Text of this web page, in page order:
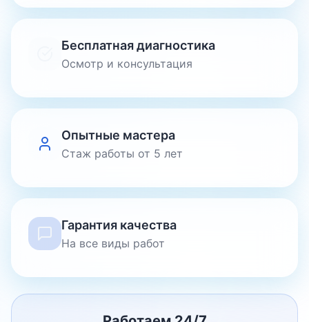
Бесплатная диагностика
Осмотр и консультация
Опытные мастера
Стаж работы от 5 лет
Гарантия качества
На все виды работ